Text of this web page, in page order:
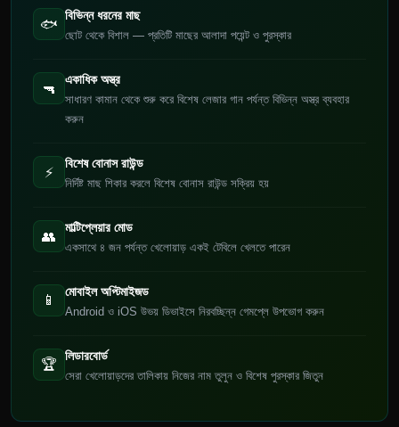
🐟
বিভিন্ন ধরনের মাছ
ছোট থেকে বিশাল — প্রতিটি মাছের আলাদা পয়েন্ট ও পুরস্কার
🔫
একাধিক অস্ত্র
সাধারণ কামান থেকে শুরু করে বিশেষ লেজার গান পর্যন্ত বিভিন্ন অস্ত্র ব্যবহার
করুন
⚡
বিশেষ বোনাস রাউন্ড
নির্দিষ্ট মাছ শিকার করলে বিশেষ বোনাস রাউন্ড সক্রিয় হয়
👥
মাল্টিপ্লেয়ার মোড
একসাথে ৪ জন পর্যন্ত খেলোয়াড় একই টেবিলে খেলতে পারেন
📱
মোবাইল অপ্টিমাইজড
Android ও iOS উভয় ডিভাইসে নিরবচ্ছিন্ন গেমপ্লে উপভোগ করুন
🏆
লিডারবোর্ড
সেরা খেলোয়াড়দের তালিকায় নিজের নাম তুলুন ও বিশেষ পুরস্কার জিতুন